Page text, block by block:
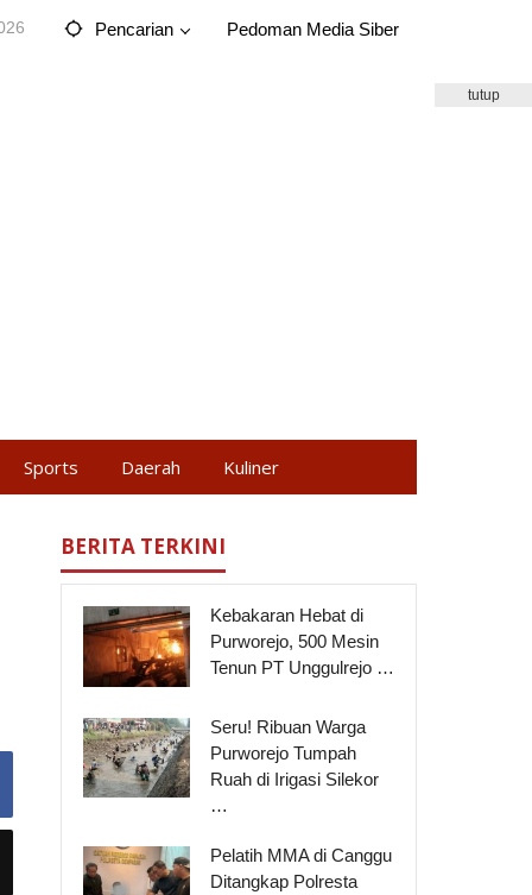
Pencarian Pedoman Media Siber
Sports Daerah Kuliner
tutup
BERITA TERKINI
Kebakaran Hebat di
Purworejo, 500 Mesin
Tenun PT Unggulrejo …
Seru! Ribuan Warga
Purworejo Tumpah
Ruah di Irigasi Silekor
…
Pelatih MMA di Canggu
Ditangkap Polresta